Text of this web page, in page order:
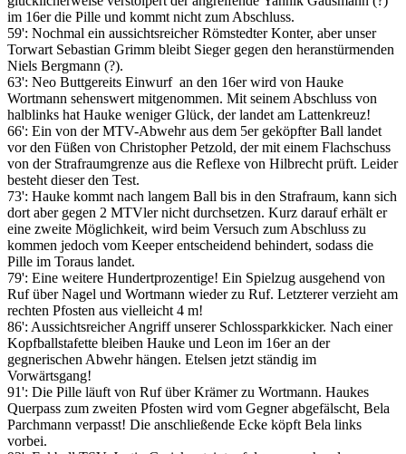
im 16er die Pille und kommt nicht zum Abschluss.
59': Nochmal ein aussichtsreicher Römstedter Konter, aber unser
Torwart Sebastian Grimm bleibt Sieger gegen den heranstürmenden
Niels Bergmann (?).
63': Neo Buttgereits Einwurf an den 16er wird von Hauke
Wortmann sehenswert mitgenommen. Mit seinem Abschluss von
halblinks hat Hauke weniger Glück, der landet am Lattenkreuz!
66': Ein von der MTV-Abwehr aus dem 5er geköpfter Ball landet
vor den Füßen von Christopher Petzold, der mit einem Flachschuss
von der Strafraumgrenze aus die Reflexe von Hilbrecht prüft. Leider
besteht dieser den Test.
73': Hauke kommt nach langem Ball bis in den Strafraum, kann sich
dort aber gegen 2 MTVler nicht durchsetzen. Kurz darauf erhält er
eine zweite Möglichkeit, wird beim Versuch zum Abschluss zu
kommen jedoch vom Keeper entscheidend behindert, sodass die
Pille im Toraus landet.
79': Eine weitere Hundertprozentige! Ein Spielzug ausgehend von
Ruf über Nagel und Wortmann wieder zu Ruf. Letzterer verzieht am
rechten Pfosten aus vielleicht 4 m!
86': Aussichtsreicher Angriff unserer Schlossparkkicker. Nach einer
Kopfballstafette bleiben Hauke und Leon im 16er an der
gegnerischen Abwehr hängen. Etelsen jetzt ständig im
Vorwärtsgang!
91': Die Pille läuft von Ruf über Krämer zu Wortmann. Haukes
Querpass zum zweiten Pfosten wird vom Gegner abgefälscht, Bela
Parchmann verpasst! Die anschließende Ecke köpft Bela links
vorbei.